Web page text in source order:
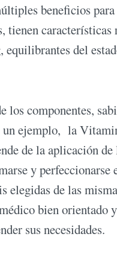
beneficios
tienen
equilibrantes del
componentes,
un ejemplo, la
de la aplicación
y perfeccionarse
elegidas de las
bien orientado
sus necesidades.